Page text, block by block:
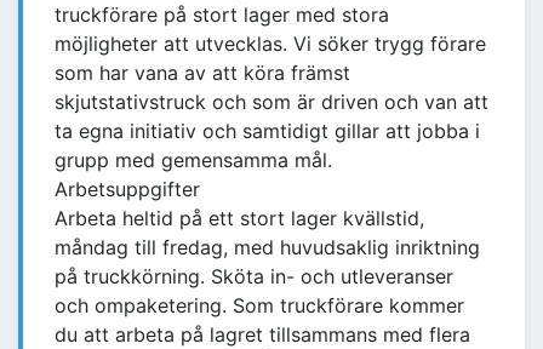
truckförare på stort lager med stora
möjligheter att utvecklas. Vi söker trygg förare
som har vana av att köra främst
skjutstativstruck och som är driven och van att
ta egna initiativ och samtidigt gillar att jobba i
grupp med gemensamma mål.
Arbetsuppgifter
Arbeta heltid på ett stort lager kvällstid,
måndag till fredag, med huvudsaklig inriktning
på truckkörning. Sköta in- och utleveranser
och ompaketering. Som truckförare kommer
du att arbeta på lagret tillsammans med flera